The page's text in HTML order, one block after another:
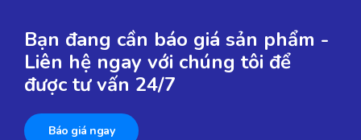
Bạn đang cần báo giá sản phẩm -
Liên hệ ngay với chúng tôi để
được tư vấn 24/7
Báo giá ngay